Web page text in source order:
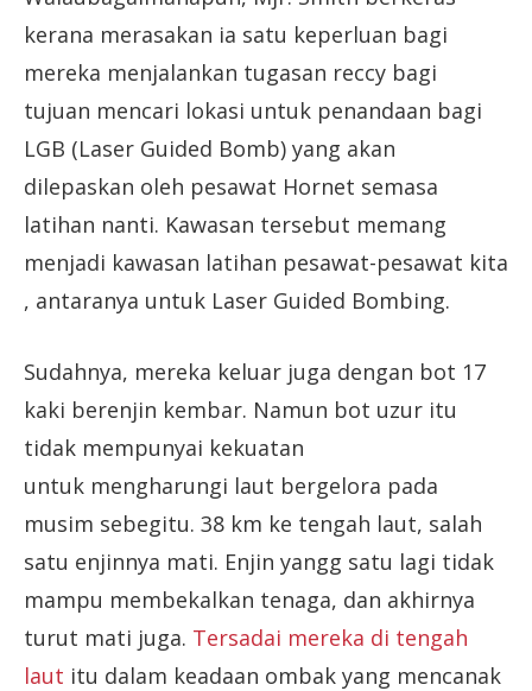
kerana merasakan ia satu keperluan bagi
mereka menjalankan tugasan reccy bagi
tujuan mencari lokasi untuk penandaan bagi
LGB (Laser Guided Bomb) yang akan
dilepaskan oleh pesawat Hornet semasa
latihan nanti. Kawasan tersebut memang
menjadi kawasan latihan pesawat-pesawat kita
, antaranya untuk Laser Guided Bombing.
Sudahnya, mereka keluar juga dengan bot 17
kaki berenjin kembar. Namun bot uzur itu
tidak mempunyai kekuatan
untuk mengharungi laut bergelora pada
musim sebegitu. 38 km ke tengah laut, salah
satu enjinnya mati. Enjin yangg satu lagi tidak
mampu membekalkan tenaga, dan akhirnya
turut mati juga. Tersadai mereka di tengah
laut itu dalam keadaan ombak yang mencanak